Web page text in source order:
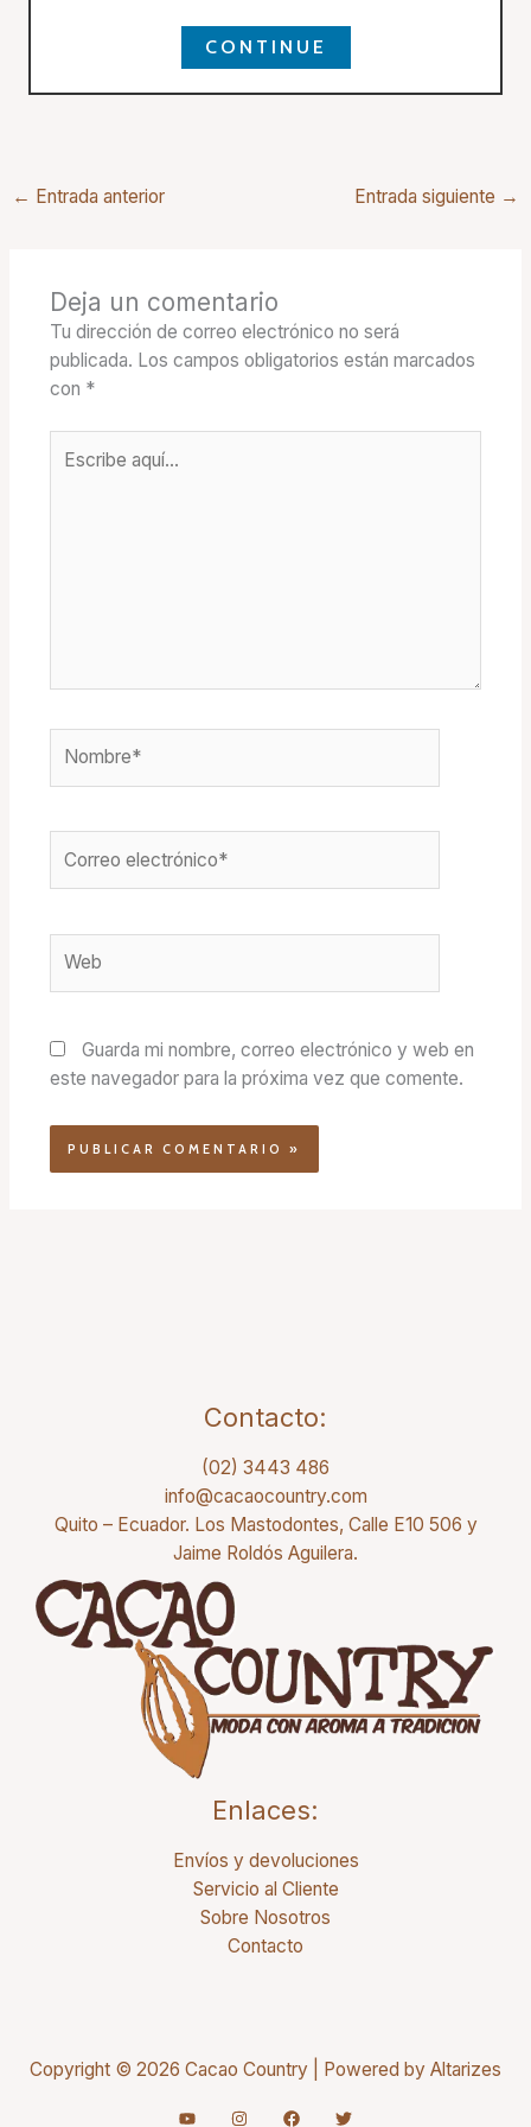
CONTINUE
← Entrada anterior Entrada siguiente →
Deja un comentario
Tu dirección de correo electrónico no será
publicada. Los campos obligatorios están marcados
con *
aquí...
electrónico*
Guarda mi nombre, correo electrónico y web en
este navegador para la próxima vez que comente.
Contacto:
(02) 3443 486
info@cacaocountry.com
Quito – Ecuador. Los Mastodontes, Calle E10 506 y
Jaime Roldós Aguilera.
Enlaces:
Envíos y devoluciones
Servicio al Cliente
Sobre Nosotros
Contacto
Copyright © 2026 Cacao Country | Powered by Altarizes